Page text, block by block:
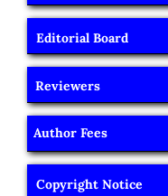
Editorial Board
Reviewers
Author Fees
Copyright Notice